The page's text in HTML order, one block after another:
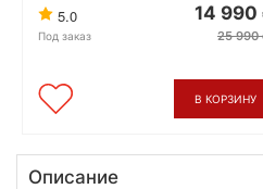
5.0
Под заказ
14 990
25 990
В КОРЗИНУ
Описание